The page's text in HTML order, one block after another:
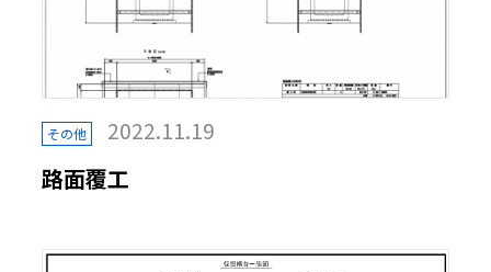
その他 2022.11.19
路面覆工